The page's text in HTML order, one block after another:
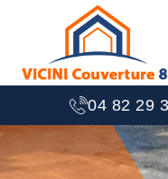
04 82 29